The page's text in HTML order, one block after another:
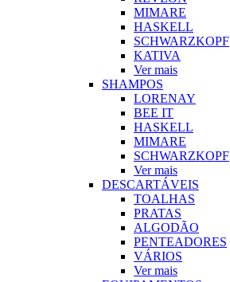
MIMARE
HASKELL
SCHWARZKOPF
KATIVA
Ver mais
SHAMPOS
LORENAY
BEE IT
HASKELL
MIMARE
SCHWARZKOPF
Ver mais
DESCARTÁVEIS
TOALHAS
PRATAS
ALGODÃO
PENTEADORES
VÁRIOS
Ver mais